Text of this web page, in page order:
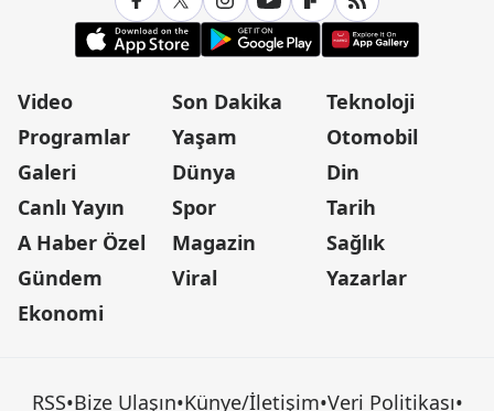
Video
Programlar
Galeri
Canlı Yayın
A Haber Özel
Gündem
Ekonomi
Son Dakika
Yaşam
Dünya
Spor
Magazin
Viral
Teknoloji
Otomobil
Din
Tarih
Sağlık
Yazarlar
RSS•Bize Ulaşın•Künye/İletişim•Veri Politikası•